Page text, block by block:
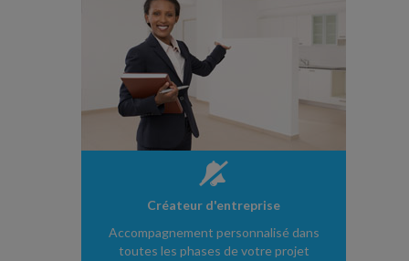
Créateur d'entreprise
Accompagnement personnalisé dans
toutes les phases de votre projet